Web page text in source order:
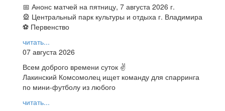
📅 Анонс матчей на пятницу, 7 августа 2026 г.
🎡 Центральный парк культуры и отдыха г. Владимира
⚽ Первенство
читать...
07 августа 2026
Всем доброго времени суток ✌
Лакинский Комсомолец ищет команду для спарринга
по мини-футболу из любого
читать...